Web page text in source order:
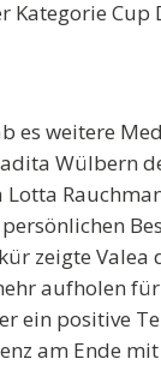
Kategorie Cup
es weitere
Wülbern
Lotta
zeigte Valea
aufholen
ein positive
am Ende